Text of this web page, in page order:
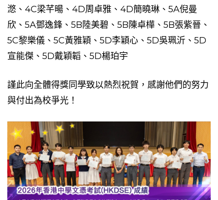
滺、4C梁芊暘、4D周卓雅、4D簡曉琳、5A倪曼
欣、5A鄧逸鋒、5B陸美碧、5B陳卓樺、5B張紫晉、
5C黎樂儀、5C黃雅穎、5D李穎心、5D吳珮沂、5D
宣能傑、5D戴穎韜、5D楊珀宇
謹此向全體得獎同學致以熱烈祝賀，感謝他們的努力
與付出為校爭光！